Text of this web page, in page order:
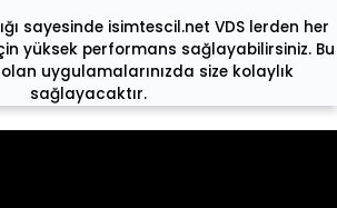
sayesinde isimtescil.net VDS lerden her
yüksek performans sağlayabilirsiniz. Bu
uygulamalarınızda size kolaylık
sağlayacaktır.